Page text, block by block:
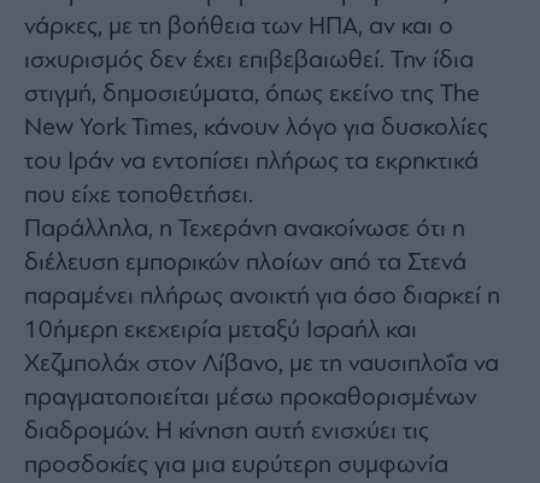
Monocle
Media
Lab
Mononews100
Εγγραφείτε
Newsletter
του
mononews.gr
By
νάρκες, με τη βοήθεια των ΗΠΑ, αν και ο
ισχυρισμός δεν έχει επιβεβαιωθεί. Την ίδια
στιγμή, δημοσιεύματα, όπως εκείνο της The
New York Times, κάνουν λόγο για δυσκολίες
του Ιράν να εντοπίσει πλήρως τα εκρηκτικά
που είχε τοποθετήσει.
Παράλληλα, η Τεχεράνη ανακοίνωσε ότι η
διέλευση εμπορικών πλοίων από τα Στενά
παραμένει πλήρως ανοικτή για όσο διαρκεί η
10ήμερη εκεχειρία μεταξύ Ισραήλ και
Χεζμπολάχ στον Λίβανο, με τη ναυσιπλοΐα να
πραγματοποιείται μέσω προκαθορισμένων
διαδρομών. Η κίνηση αυτή ενισχύει τις
προσδοκίες για μια ευρύτερη συμφωνία